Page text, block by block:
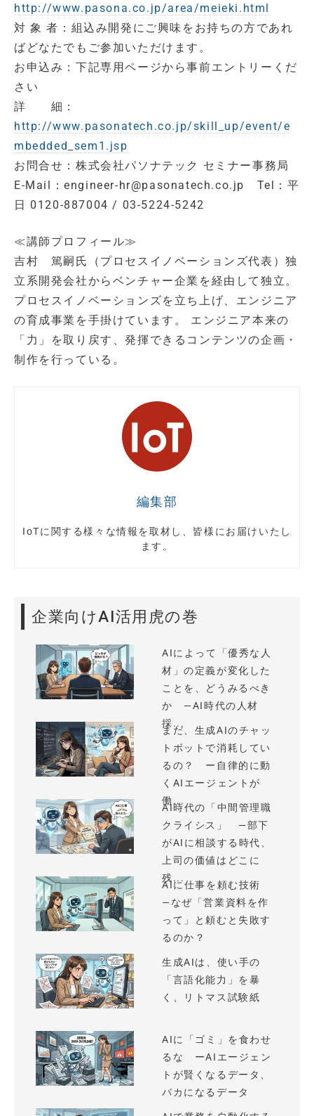
http://www.pasona.co.jp/area/meieki.html
対 象 者：組込み開発にご興味をお持ちの方であれ
ばどなたでもご参加いただけます。
お申込み：下記専用ページから事前エントリーくだ
さい
詳 細：
http://www.pasonatech.co.jp/skill_up/event/e
mbedded_sem1.jsp
お問合せ：株式会社パソナテック セミナー事務局
E-Mail：engineer-hr@pasonatech.co.jp Tel：平
日 0120-887004 / 03-5224-5242
≪講師プロフィール≫
吉村 篤嗣氏（プロセスイノベーションズ代表）独
立系開発会社からベンチャー企業を経由して独立。
プロセスイノベーションズを立ち上げ、エンジニア
の育成事業を手掛けています。 エンジニア本来の
「力」を取り戻す、発揮できるコンテンツの企画・
制作を行っている。
編集部
IoTに関する様々な情報を取材し、皆様にお届けいたし
ます。
企業向けAI活用虎の巻
AIによって「優秀な人
材」の定義が変化した
ことを、どうみるべき
か —AI時代の人材
採...
まだ、生成AIのチャッ
トボットで消耗してい
るの？ ー自律的に動
くAIエージェントが
働...
AI時代の「中間管理職
クライシス」 —部下
がAIに相談する時代、
上司の価値はどこに
残...
AIに仕事を頼む技術
—なぜ「営業資料を作
って」と頼むと失敗す
るのか？
生成AIは、使い手の
「言語化能力」を暴
く、リトマス試験紙
AIに「ゴミ」を食わせ
るな ーAIエージェン
トが賢くなるデータ、
バカになるデータ